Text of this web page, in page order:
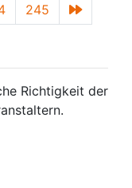
245
Richtigkeit der